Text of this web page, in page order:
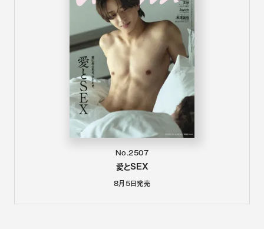
No.2507
愛とSEX
8月5日発売